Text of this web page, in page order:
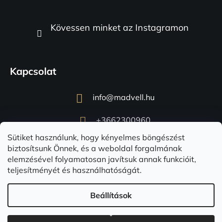
Sütiket használunk, hogy kényelmes böngészést
biztosítsunk Önnek, és a weboldal forgalmának
elemzésével folyamatosan javítsuk annak funkcióit,
teljesítményét és használhatóságát.
Beállítások
Kövessen minket az Instagramon
Kapcsolat
info@madvell.hu
+3662300960
Shoptet készítette
. Minden jog fenntartva.